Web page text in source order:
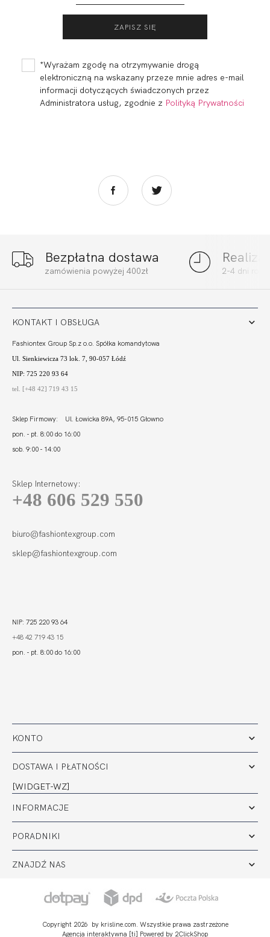
155,00 46,50 zł 137,80
BEACH FIGI
BEACH FIGI
BEACH FIGI
*Wyrażam zgodę na otrzymywanie drogą
elektroniczną na wskazany przeze mnie adres e-mail
informacji dotyczących świadczonych przez
Administratora usług, zgodnie z Polityką Prywatności
Bezpłatna dostawa
zamówienia powyżej 400zł 2-4 dni
KONTO
DOSTAWA I PŁATNOŚCI
[WIDGET-WZ]
INFORMACJE
PORADNIKI
ZNAJDŹ NAS
KONTAKT I OBSŁUGA
Fashiontex Group Sp.z o.o. Spółka komandytowa
Ul. Sienkiewicza 73 lok. 7, 90-057 Łódź
NIP: 725 220 93 64
tel. [+48 42] 719 43 15
Sklep Firmowy: Ul. Łowicka 89A, 95-015 Głowno
pon. - pt. 8:00 do 16:00
sob. 9:00 - 14:00
Sklep Internetowy:
+48 606 529 550
biuro@fashiontexgroup.com
sklep@fashiontexgroup.com
NIP: 725 220 93 64
+48 42 719 43 15
pon. - pt. 8:00 do 16:00
Copyright 2026 by krisline.com. Wszystkie prawa zastrzeżone
Agencja interaktywna [ti] Powered by 2ClickShop